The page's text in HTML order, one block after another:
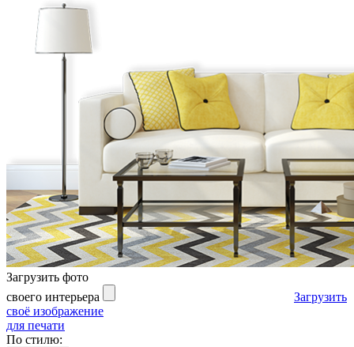
Загрузить фото
своего интерьера
Загрузить
своё изображение
для печати
По стилю: